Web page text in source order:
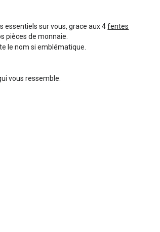
essentiels sur vous, grace aux 4fentes
pièces de monnaie.
le nom si emblématique.
vous ressemble.